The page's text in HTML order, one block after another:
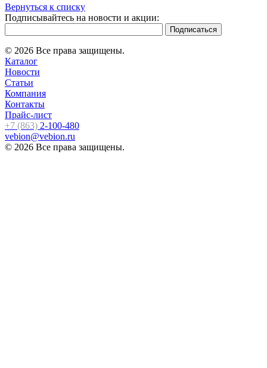
Вернуться к списку
Подписывайтесь на новости и акции:
© 2026 Все права защищены.
Каталог
Новости
Статьи
Компания
Контакты
Прайс-лист
+7 (863) 2-100-480
vebion@vebion.ru
© 2026 Все права защищены.